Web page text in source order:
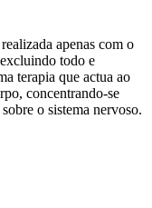
apenas com o
todo e
terapia que actua ao
concentrando-se
o sistema nervoso.